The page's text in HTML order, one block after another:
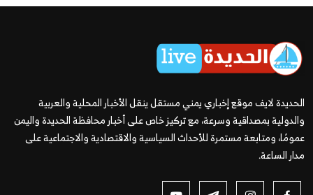
الحديدة لايف موقع إخباري يمني مستقل ينقل الأخبار المحلية والعربية
والدولية بمصداقية وسرعة، مع تركيز خاص على أخبار محافظة الحديدة واليمن
عمومًا، ومتابعة مستمرة للأحداث السياسية والاقتصادية والاجتماعية على
مدار الساعة.